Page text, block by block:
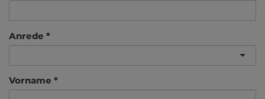
Anrede
Vorname